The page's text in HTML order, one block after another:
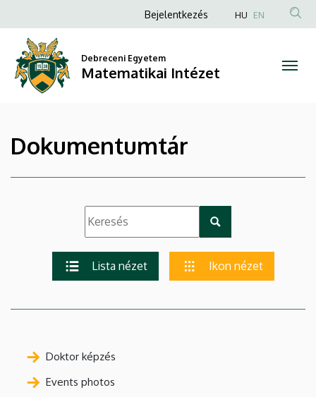
Matematikai
Intézet
a
tartalomra
Anonim
fiók
menüje
Bejelentkezés HU EN
Debreceni Egyetem
Matematikai Intézet
Dokumentumtár
Lista nézet Ikon nézet
Doktor képzés
Events photos